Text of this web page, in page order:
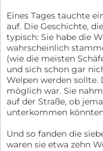
Eines Tages tauchte
auf. Die Geschichte,
typisch: Sie habe die
wahrscheinlich
(wie die meisten
und sich schon gar
Welpen werden sollte.
möglich war. Sie
auf der Straße, ob
unterkommen
Und so fanden die
waren sie etwa zehn